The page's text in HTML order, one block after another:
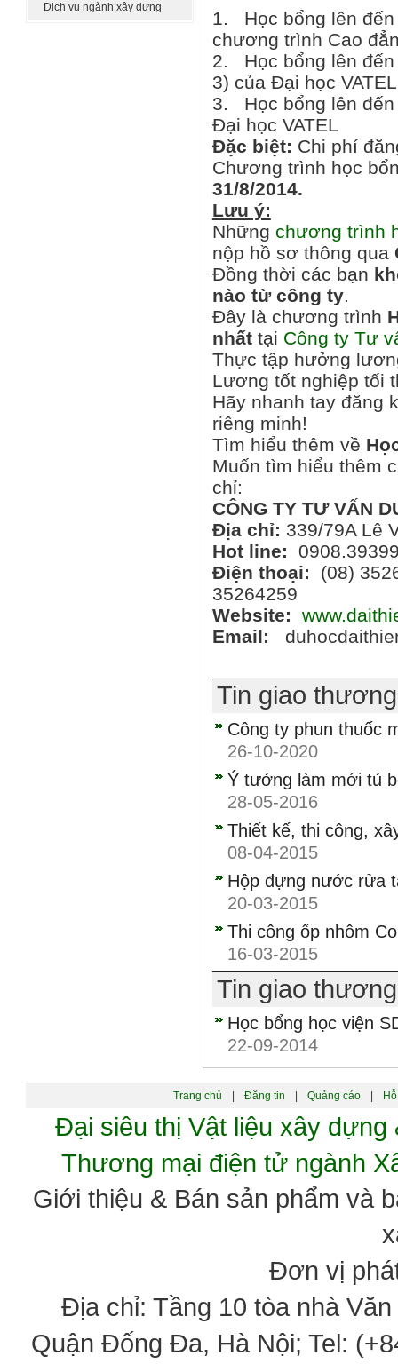
Dịch vụ ngành xây dựng
1. Học bổng lên
chương trình Cao
2. Học bổng lên
3) của Đại học VATEL
3. Học bổng lên
Đại học VATEL
Đặc biệt: Chi phí
Chương trình học
31/8/2014.
Lưu ý:
Những chương trình
nộp hồ sơ thông qua
Đồng thời các bạn
nào từ công ty.
Đây là chương trình
nhấttại Công ty Tư
Thực tập hưởng
Lương tốt nghiệp tối
Hãy nhanh tay đăng
riêng minh!
Tìm hiểu thêm về
Muốn tìm hiểu thêm
chỉ:
CÔNG TY TƯ VẤN
Địa chỉ: 339/79A Lê
Hot line:
Điện thoại:
(08)
35264259
Website:
Email:
Tin giao
Công ty phun thuốc
26-10-2020
Ý tưởng làm mới tủ
28-05-2016
Thiết kế, thi công,
08-04-2015
Hộp đựng nước rửa
20-03-2015
Thi công ốp nhôm
16-03-2015
Tin giao
Học bổng học viện
22-09-2014
Trang chủ Đăng tin Quảng cáo
Đại siêu thị Vật liệu xây
Thương mại điện tử ngành
Giới thiệu & Bán sản phẩm và
Đơn vị
Địa chỉ: Tầng 10 tòa nhà
Quận Đống Đa, Hà Nội; Tel: